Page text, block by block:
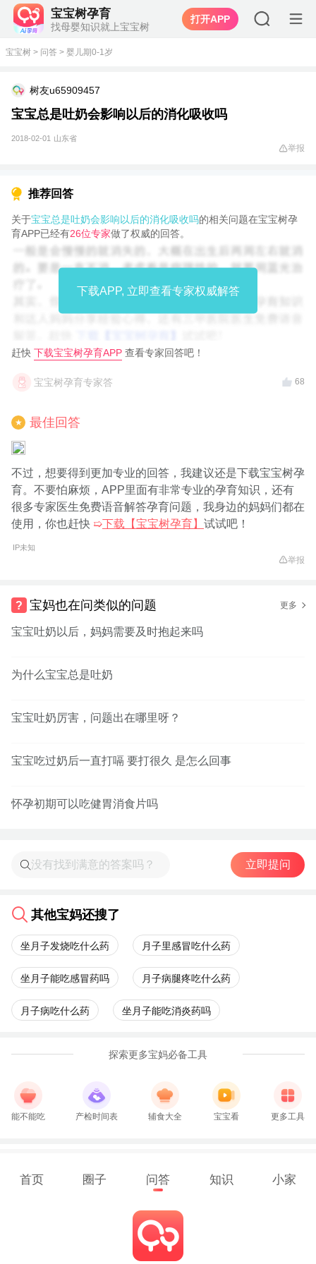
宝宝树孕育
找母婴知识就上宝宝树
打开APP
宝宝树 > 问答 > 婴儿期0-1岁
树友u65909457
宝宝总是吐奶会影响以后的消化吸收吗
2018-02-01 山东省
举报
推荐回答
关于宝宝总是吐奶会影响以后的消化吸收吗的相关问题在宝宝树孕
育APP已经有26位专家做了权威的回答。
下载APP, 立即查看专家权威解答
赶快 下载宝宝树孕育APP 查看专家回答吧！
宝宝树孕育专家答 68
★ 最佳回答
不过，想要得到更加专业的回答，我建议还是下载宝宝树孕
育。不要怕麻烦，APP里面有非常专业的孕育知识，还有
很多专家医生免费语音解答孕育问题，我身边的妈妈们都在
使用，你也赶快 ➯下载【宝宝树孕育】 试试吧！
IP未知
举报
宝妈也在问类似的问题 更多
宝宝吐奶以后，妈妈需要及时抱起来吗
为什么宝宝总是吐奶
宝宝吐奶厉害，问题出在哪里呀？
宝宝吃过奶后一直打嗝 要打很久 是怎么回事
怀孕初期可以吃健胃消食片吗
立即提问
其他宝妈还搜了
坐月子发烧吃什么药 月子里感冒吃什么药
坐月子能吃感冒药吗 月子病腿疼吃什么药
月子病吃什么药 坐月子能吃消炎药吗
探索更多宝妈必备工具
能不能吃 产检时间表 辅食大全 宝宝看 更多工具
首页 圈子 问答 知识 小家